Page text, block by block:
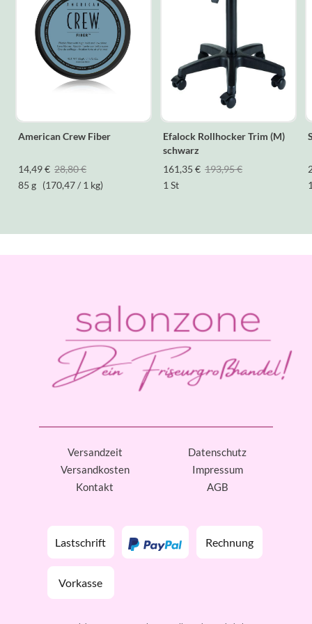
American Crew Fiber
14,49 € 28,80 €
85 g (170,47 / 1 kg)
Efalock Rollhocker Trim (M)
schwarz
161,35 € 193,95 €
1 St
Versandzeit
Versandkosten
Kontakt
Datenschutz
Impressum
AGB
Lastschrift Rechnung
Vorkasse